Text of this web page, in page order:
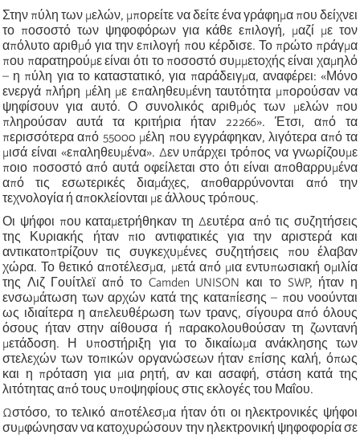
Στην πύλη των μελών, μπορείτε να δείτε ένα γράφημα που δείχνει
το ποσοστό των ψηφοφόρων για κάθε επιλογή, μαζί με τον
απόλυτο αριθμό για την επιλογή που κέρδισε. Το πρώτο πράγμα
που παρατηρούμε είναι ότι το ποσοστό συμμετοχής είναι χαμηλό
– η πύλη για το καταστατικό, για παράδειγμα, αναφέρει: «Μόνο
ενεργά πλήρη μέλη με επαληθευμένη ταυτότητα μπορούσαν να
ψηφίσουν για αυτό. Ο συνολικός αριθμός των μελών που
πληρούσαν αυτά τα κριτήρια ήταν 22266». Έτσι, από τα
περισσότερα από 55000 μέλη που εγγράφηκαν, λιγότερα από τα
μισά είναι «επαληθευμένα». Δεν υπάρχει τρόπος να γνωρίζουμε
ποιο ποσοστό από αυτά οφείλεται στο ότι είναι αποθαρρυμένα
από τις εσωτερικές διαμάχες, αποθαρρύνονται από την
τεχνολογία ή αποκλείονται με άλλους τρόπους.
Οι ψήφοι που καταμετρήθηκαν τη Δευτέρα από τις συζητήσεις
της Κυριακής ήταν πιο αντιφατικές για την αριστερά και
αντικατοπτρίζουν τις συγκεχυμένες συζητήσεις που έλαβαν
χώρα. Το θετικό αποτέλεσμα, μετά από μια εντυπωσιακή ομιλία
της Λιζ Γουίτλεϊ από το Camden UNISON και το SWP, ήταν η
ενσωμάτωση των αρχών κατά της καταπίεσης – που νοούνται
ως ιδιαίτερα η απελευθέρωση των τρανς, σίγουρα από όλους
όσους ήταν στην αίθουσα ή παρακολουθούσαν τη ζωντανή
μετάδοση. Η υποστήριξη για το δικαίωμα ανάκλησης των
στελεχών των τοπικών οργανώσεων ήταν επίσης καλή, όπως
και η πρόταση για μια ρητή, αν και ασαφή, στάση κατά της
λιτότητας από τους υποψηφίους στις εκλογές του Μαΐου.
Ωστόσο, το τελικό αποτέλεσμα ήταν ότι οι ηλεκτρονικές ψήφοι
συμφώνησαν να κατοχυρώσουν την ηλεκτρονική ψηφοφορία σε